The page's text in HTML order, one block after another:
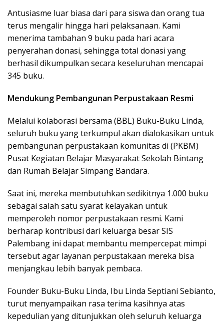
Antusiasme luar biasa dari para siswa dan orang tua
terus mengalir hingga hari pelaksanaan. Kami
menerima tambahan 9 buku pada hari acara
penyerahan donasi, sehingga total donasi yang
berhasil dikumpulkan secara keseluruhan mencapai
345 buku.
Mendukung Pembangunan Perpustakaan Resmi
Melalui kolaborasi bersama (BBL) Buku-Buku Linda,
seluruh buku yang terkumpul akan dialokasikan untuk
pembangunan perpustakaan komunitas di (PKBM)
Pusat Kegiatan Belajar Masyarakat Sekolah Bintang
dan Rumah Belajar Simpang Bandara.
Saat ini, mereka membutuhkan sedikitnya 1.000 buku
sebagai salah satu syarat kelayakan untuk
memperoleh nomor perpustakaan resmi. Kami
berharap kontribusi dari keluarga besar SIS
Palembang ini dapat membantu mempercepat mimpi
tersebut agar layanan perpustakaan mereka bisa
menjangkau lebih banyak pembaca.
Founder Buku-Buku Linda, Ibu Linda Septiani Sebianto,
turut menyampaikan rasa terima kasihnya atas
kepedulian yang ditunjukkan oleh seluruh keluarga